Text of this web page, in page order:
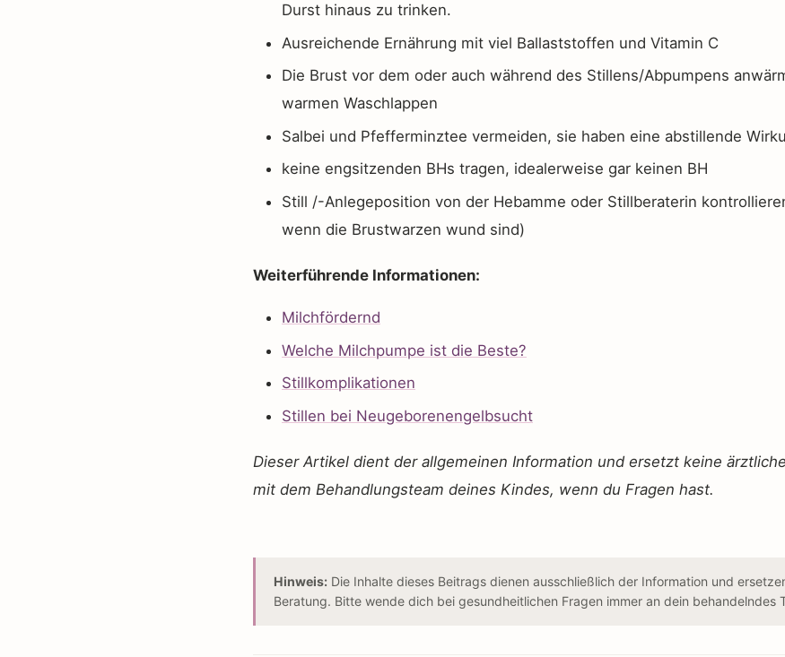
Durst hinaus zu trinken.
Ausreichende Ernährung mit viel Ballaststoffen und Vitamin C
Die Brust vor dem oder auch während des Stillens/Abpumpens
warmen Waschlappen
Salbei und Pfefferminztee vermeiden, sie haben eine abstillende
keine engsitzenden BHs tragen, idealerweise gar keinen BH
Still /-Anlegeposition von der Hebamme oder Stillberaterin
wenn die Brustwarzen wund sind)
Weiterführende Informationen:
Milchfördernd
Welche Milchpumpe ist die Beste?
Stillkomplikationen
Stillen bei Neugeborenengelbsucht
Dieser Artikel dient der allgemeinen Information und ersetzt keine
mit dem Behandlungsteam deines Kindes, wenn du Fragen hast.
Hinweis: Die Inhalte dieses Beitrags dienen ausschließlich der Information und
Beratung. Bitte wende dich bei gesundheitlichen Fragen immer an dein behandelndes